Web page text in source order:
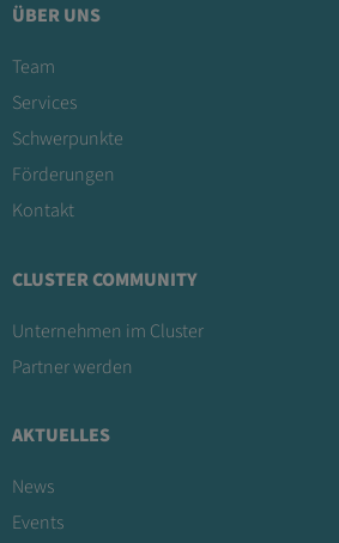
ÜBER UNS
Team
Services
Schwerpunkte
Förderungen
Kontakt
CLUSTER COMMUNITY
Unternehmen im Cluster
Partner werden
AKTUELLES
News
Events